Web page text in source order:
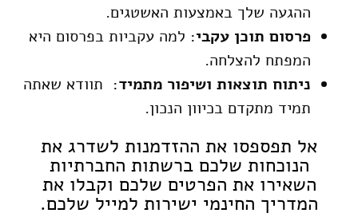
ההגעה שלך באמצעות האשטגים.
פרסום תוכן עקבי: למה עקביות בפרסום היא
המפתח להצלחה.
ניתוח תוצאות ושיפור מתמיד: תוודא שאתה
תמיד מתקדם בכיוון הנכון.
אל תפספסו את ההזדמנות לשדרג את
הנוכחות שלכם ברשתות החברתיות
השאירו את הפרטים שלכם וקבלו את
המדריך החינמי ישירות למייל שלכם.